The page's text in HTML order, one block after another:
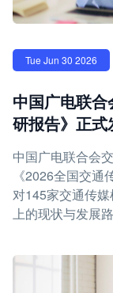
Tue Jun 30 2026
中国广电联
研报告》正式
中国广电联合会
《2026全国交
对145家交通传
上的现状与发展路